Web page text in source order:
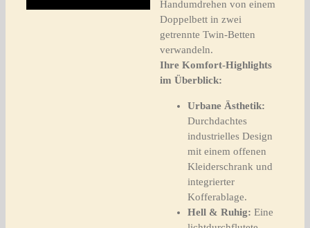
Handumdrehen von einem
Doppelbett in zwei
getrennte Twin-Betten
verwandeln.
Ihre Komfort-Highlights
im Überblick:
Urbane Ästhetik:
Durchdachtes
industrielles Design
mit einem offenen
Kleiderschrank und
integrierter
Kofferablage.
Hell & Ruhig: Eine